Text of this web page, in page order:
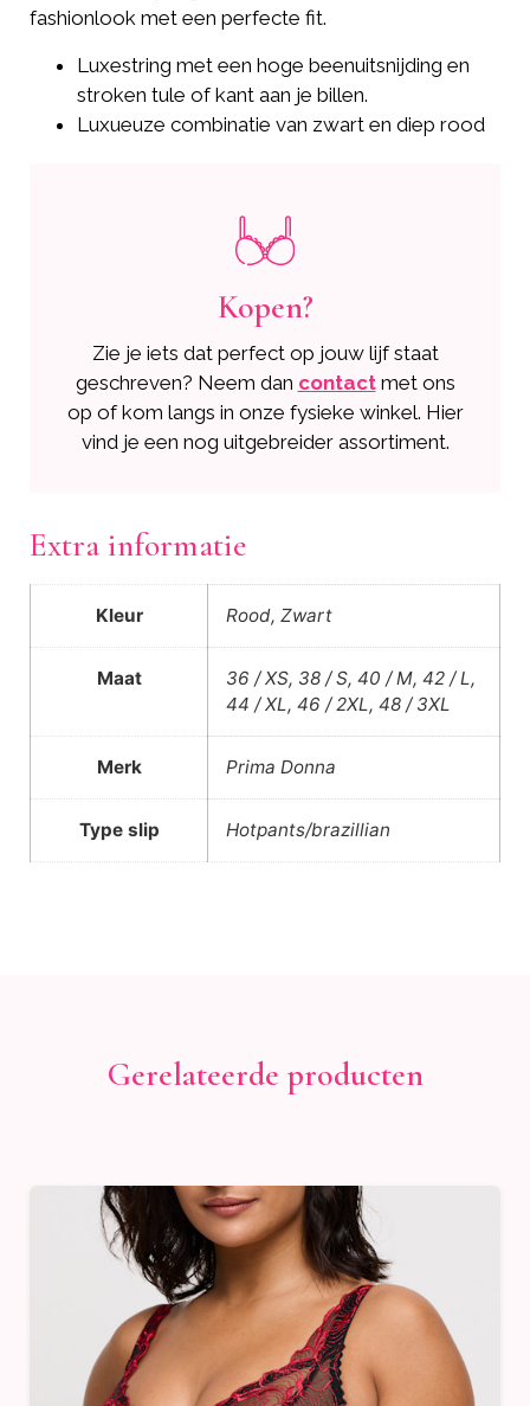
fashionlook met een perfecte fit.
Luxestring met een hoge beenuitsnijding en
stroken tule of kant aan je billen.
Luxueuze combinatie van zwart en diep rood
Kopen?
Zie je iets dat perfect op jouw lijf staat
geschreven? Neem dan contact met ons
op of kom langs in onze fysieke winkel. Hier
vind je een nog uitgebreider assortiment.
Extra informatie
Kleur Rood, Zwart
Maat
36 / XS, 38 / S, 40 / M, 42 / L,
44 / XL, 46 / 2XL, 48 / 3XL
Merk Prima Donna
Type slip Hotpants/brazillian
Gerelateerde producten